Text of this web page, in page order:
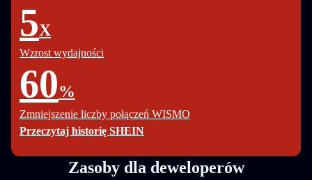
5X
Wzrost wydajności
60%
Zmniejszenie liczby połączeń WISMO
Przeczytaj historię SHEIN
Zasoby dla deweloperów